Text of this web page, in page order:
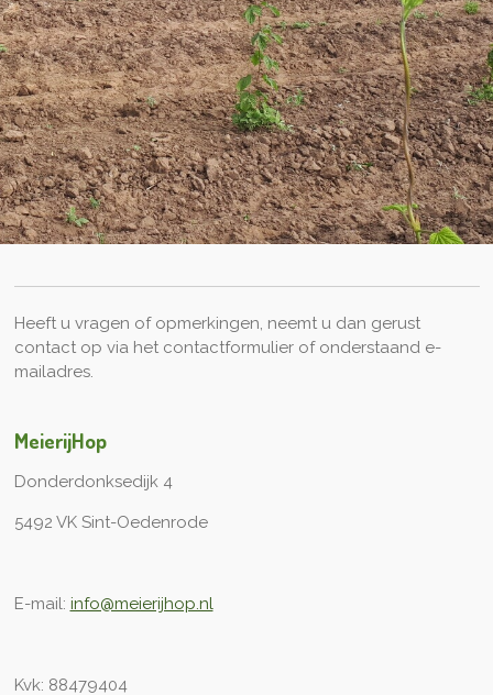
Heeft u vragen of opmerkingen, neemt u dan gerust
contact op via het contactformulier of onderstaand e-
mailadres.
MeierijHop
Donderdonksedijk 4
5492 VK Sint-Oedenrode
E-mail: info@meierijhop.nl
Kvk: 88479404